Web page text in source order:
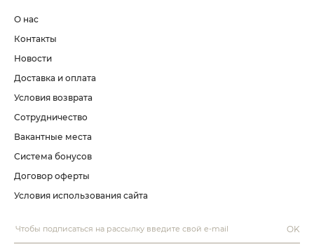
О нас
Контакты
Новости
Доставка и оплата
Условия возврата
Сотрудничество
Вакантные места
Система бонусов
Договор оферты
Условия использования сайта
OK